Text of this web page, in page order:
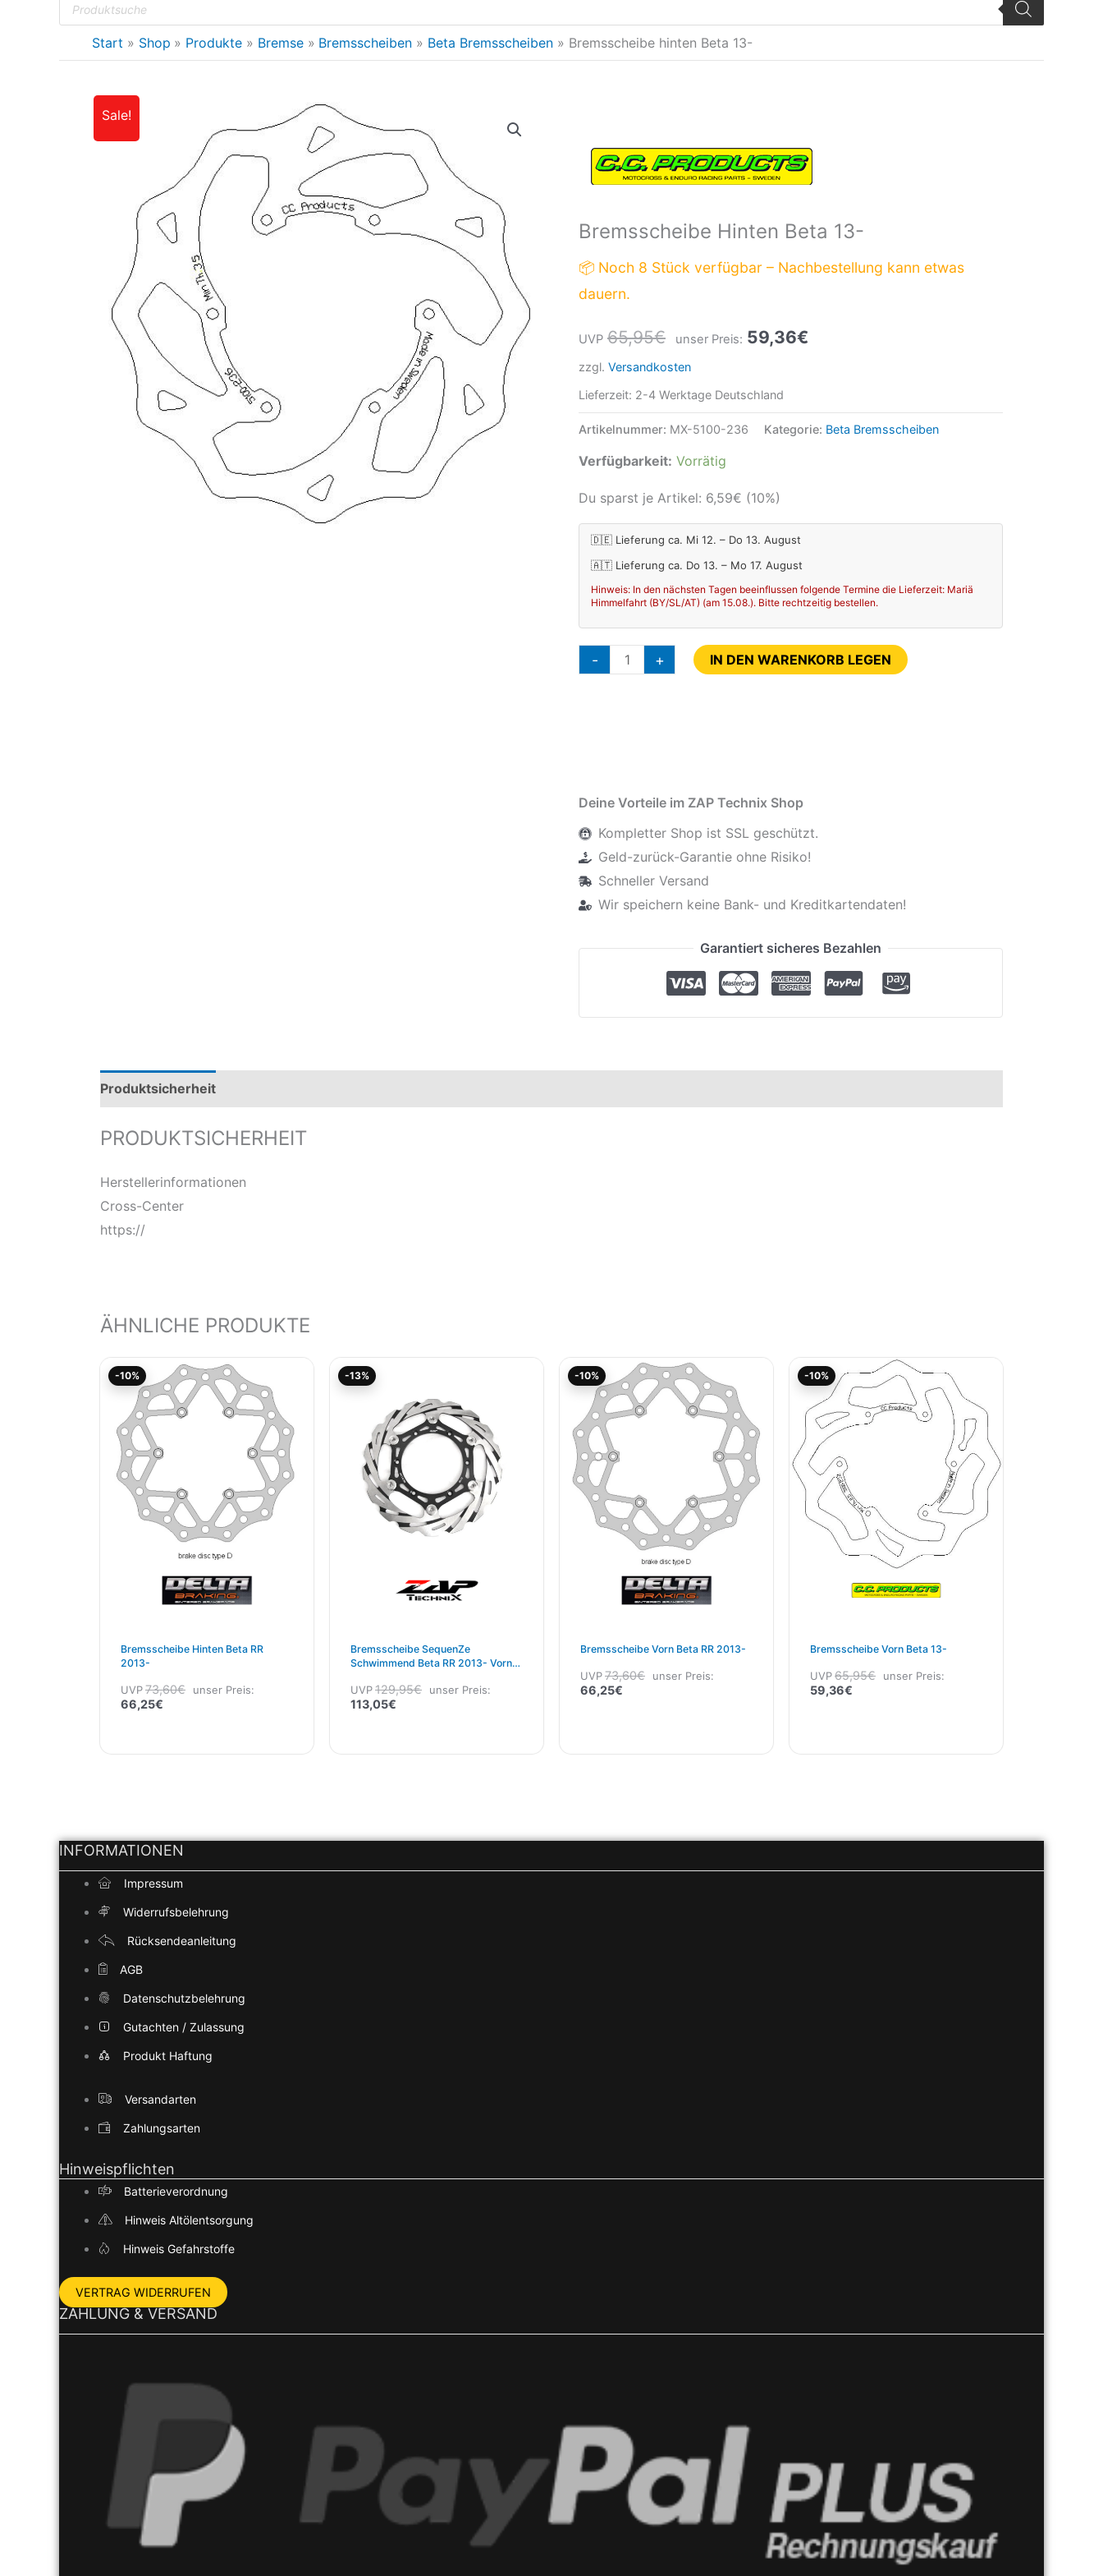
search
Start
Shop Produkte Bremse Bremsscheiben Beta Bremsscheiben Bremsscheibe hinten Beta 13-
Sale!
Bremsscheibe Hinten Beta 13-
📦 Noch 8 Stück verfügbar – Nachbestellung kann etwas
dauern.
UVP 65,95€
Preis
war:
unser Preis: 59,36€
Preis
ist:
zzgl. Versandkosten
Lieferzeit: 2-4 Werktage Deutschland
Artikelnummer: MX-5100-236 Kategorie: Beta Bremsscheiben
Verfügbarkeit: Vorrätig
Du sparst je Artikel: 6,59€ (10%)
🇩🇪 Lieferung ca. Mi 12. – Do 13. August
🇦🇹 Lieferung ca. Do 13. – Mo 17. August
Hinweis: In den nächsten Tagen beeinflussen folgende Termine die Lieferzeit: Mariä
Himmelfahrt (BY/SL/AT) (am 15.08.). Bitte rechtzeitig bestellen.
-
Beta
13-
+ IN DEN WARENKORB LEGEN
Deine Vorteile im ZAP Technix Shop
Kompletter Shop ist SSL geschützt.
Geld-zurück-Garantie ohne Risiko!
Schneller Versand
Wir speichern keine Bank- und Kreditkartendaten!
Garantiert sicheres Bezahlen
Produktsicherheit
PRODUKTSICHERHEIT
Herstellerinformationen
Cross-Center
https://
ÄHNLICHE PRODUKTE
-10%
Bremsscheibe Hinten Beta RR
2013-
UVP73,60€
Ursprünglicher
Preis
war:
73,60€
unser Preis:
66,25€
Aktueller
Preis
ist:
66,25€.
-13%
Bremsscheibe SequenZe
Schwimmend Beta RR 2013- Vorn
UVP129,95€
129,95€
unser Preis:
113,05€
113,05€.
-10%
Bremsscheibe Vorn Beta RR 2013-
UVP73,60€
Ursprünglicher
Preis
war:
73,60€
unser Preis:
66,25€
Aktueller
Preis
ist:
66,25€.
-10%
Bremsscheibe Vorn Beta 13-
UVP65,95€
Ursprünglicher
Preis
65,95€
unser Preis:
59,36€
Aktueller
ist:
59,36€.
INFORMATIONEN
Impressum
Widerrufsbelehrung
Rücksendeanleitung
AGB
Datenschutzbelehrung
Gutachten / Zulassung
Produkt Haftung
Versandarten
Zahlungsarten
Hinweispflichten
Batterieverordnung
Hinweis Altölentsorgung
Hinweis Gefahrstoffe
VERTRAG WIDERRUFEN
ZAHLUNG & VERSAND